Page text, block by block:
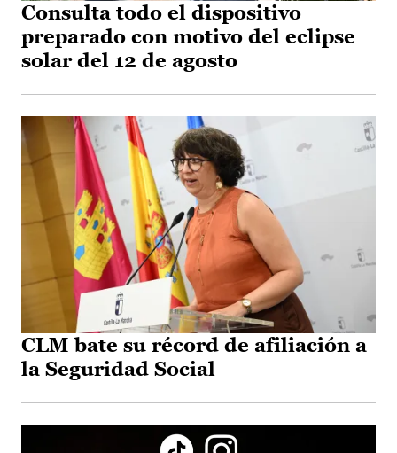
Consulta todo el dispositivo
preparado con motivo del eclipse
solar del 12 de agosto
CLM bate su récord de afiliación a
la Seguridad Social